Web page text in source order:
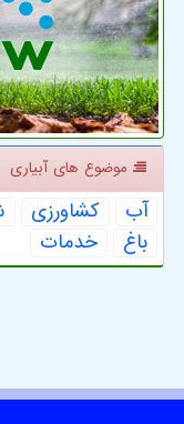
موضوع های آبیاری
آب كشاورزی
باغ
خدمات